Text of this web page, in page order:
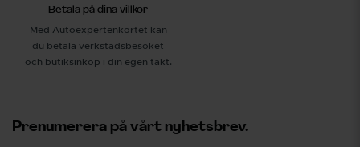
Betala på dina villkor
Med Autoexpertenkortet kan
du betala verkstadsbesöket
och butiksinköp i din egen takt.
Prenumerera på vårt nyhetsbrev.